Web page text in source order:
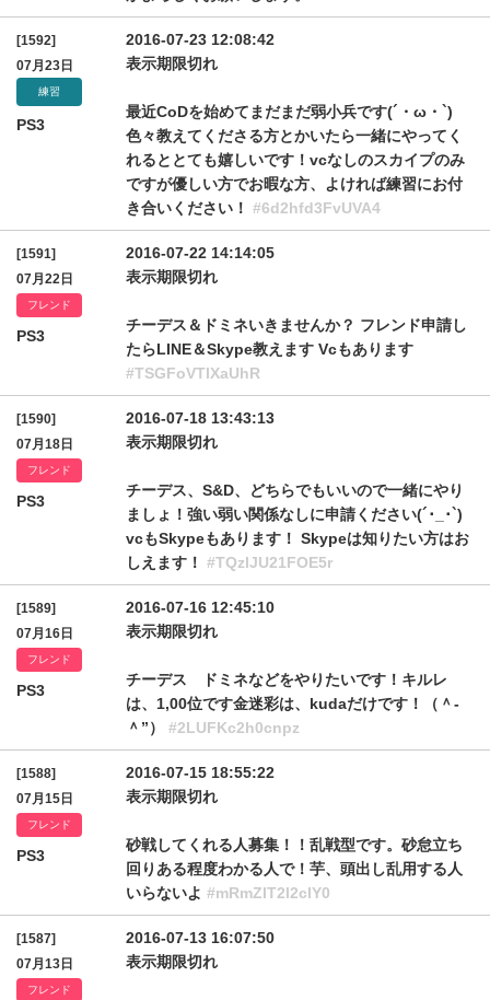
[1592]
07月23日
練習
PS3
2016-07-23 12:08:42
表示期限切れ
最近CoDを始めてまだまだ弱小兵です(´・ω・`)
色々教えてくださる方とかいたら一緒にやってく
れるととても嬉しいです！vcなしのスカイプのみ
ですが優しい方でお暇な方、よければ練習にお付
き合いください！ #6d2hfd3FvUVA4
[1591]
07月22日
フレンド
PS3
2016-07-22 14:14:05
表示期限切れ
チーデス＆ドミネいきませんか？ フレンド申請し
たらLINE＆Skype教えます Vcもあります
#TSGFoVTlXaUhR
[1590]
07月18日
フレンド
PS3
2016-07-18 13:43:13
表示期限切れ
チーデス、S&D、どちらでもいいので一緒にやり
ましょ！強い弱い関係なしに申請ください(´･_･`)
vcもSkypeもあります！ Skypeは知りたい方はお
しえます！ #TQzlJU21FOE5r
[1589]
07月16日
フレンド
PS3
2016-07-16 12:45:10
表示期限切れ
チーデス ドミネなどをやりたいです！キルレ
は、1,00位です金迷彩は、kudaだけです！（＾-
＾”） #2LUFKc2h0cnpz
[1588]
07月15日
フレンド
PS3
2016-07-15 18:55:22
表示期限切れ
砂戦してくれる人募集！！乱戦型です。砂怠立ち
回りある程度わかる人で！芋、頭出し乱用する人
いらないよ #mRmZIT2l2clY0
[1587]
07月13日
フレンド
2016-07-13 16:07:50
表示期限切れ